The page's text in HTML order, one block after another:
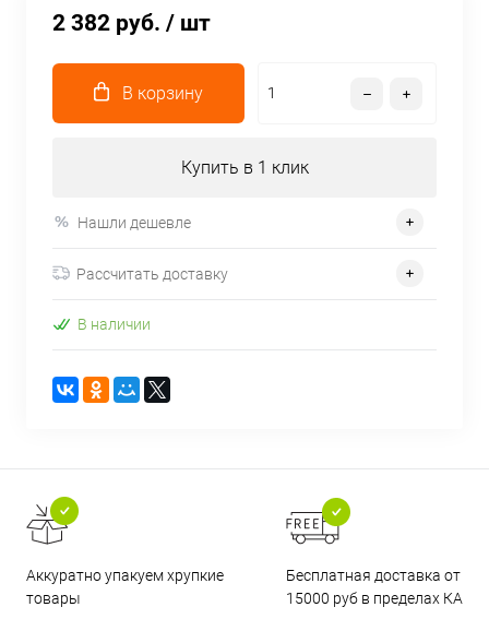
2 382 руб. / шт
В корзину
Купить в 1 клик
Нашли дешевле
Рассчитать доставку
В наличии
Аккуратно упакуем хрупкие
товары
Бесплатная доставка от
15000 руб в пределах КАД